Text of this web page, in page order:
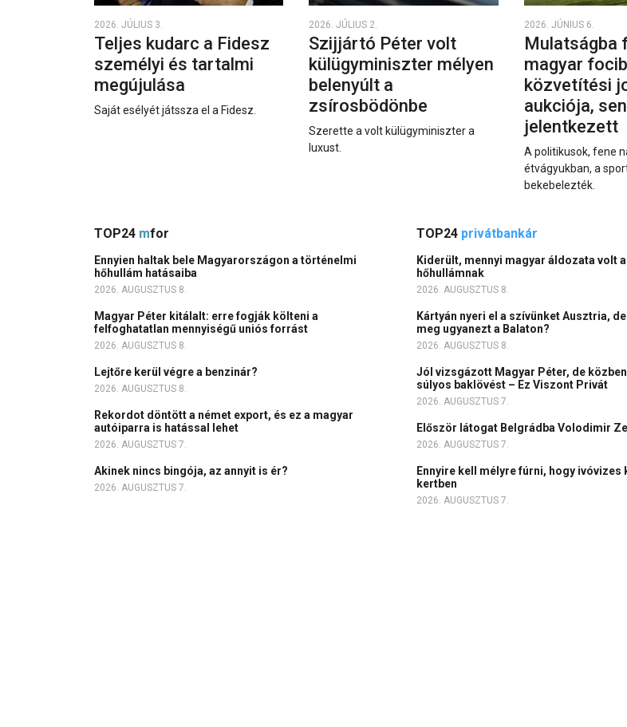
2026. JÚLIUS 3.
Teljes kudarc a Fidesz
személyi és tartalmi
megújulása
Saját esélyét játssza el a Fidesz.
2026. JÚLIUS 2.
Szijjártó Péter volt
külügyminiszter mélyen
belenyúlt a
zsírosbödönbe
Szerette a volt külügyminiszter a
luxust.
2026. JÚNIUS 6.
Mulatságba
magyar
közvetítési
aukciója,
jelentkezett
A politikusok, fene
étvágyukban, a
bekebelezték.
TOP24 mfor
Ennyien haltak bele Magyarországon a történelmi
hőhullám hatásaiba
2026. AUGUSZTUS 8.
Magyar Péter kitálalt: erre fogják költeni a
felfoghatatlan mennyiségű uniós forrást
2026. AUGUSZTUS 8.
Lejtőre kerül végre a benzinár?
2026. AUGUSZTUS 8.
Rekordot döntött a német export, és ez a magyar
autóiparra is hatással lehet
2026. AUGUSZTUS 7.
Akinek nincs bingója, az annyit is ér?
2026. AUGUSZTUS 7.
TOP24 privátbankár
Kiderült, mennyi magyar áldozata volt
hőhullámnak
2026. AUGUSZTUS 8.
Kártyán nyeri el a szívünket Ausztria,
meg ugyanezt a Balaton?
2026. AUGUSZTUS 8.
Jól vizsgázott Magyar Péter, de
súlyos baklövést – Ez Viszont Privát
2026. AUGUSZTUS 7.
Először látogat Belgrádba Volodimir
2026. AUGUSZTUS 7.
Ennyire kell mélyre fúrni, hogy ivóvizes
kertben
2026. AUGUSZTUS 7.